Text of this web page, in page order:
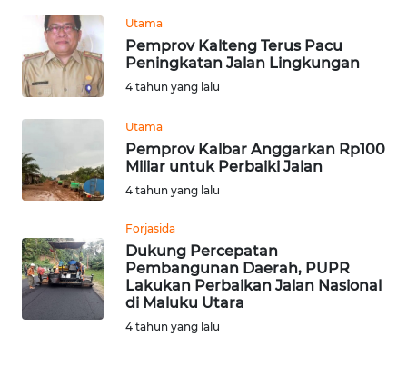
Utama
Pemprov Kalteng Terus Pacu
Peningkatan Jalan Lingkungan
4 tahun yang lalu
Utama
Pemprov Kalbar Anggarkan Rp100
Miliar untuk Perbaiki Jalan
4 tahun yang lalu
Forjasida
Dukung Percepatan
Pembangunan Daerah, PUPR
Lakukan Perbaikan Jalan Nasional
di Maluku Utara
4 tahun yang lalu
WN
JOGJA
WN
JATIM
BALI
WN